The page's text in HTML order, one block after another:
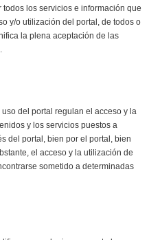
los servicios e información que
y/o utilización del portal, de todos o
la plena aceptación de las
del portal regulan el acceso y la
y los servicios puestos a
del portal, bien por el portal, bien
el acceso y la utilización de
sometido a determinadas